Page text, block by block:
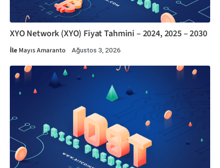
XYO Network (XYO) Fiyat Tahmini – 2024, 2025 – 2030
İle Mayıs Amaranto Ağustos 3, 2026